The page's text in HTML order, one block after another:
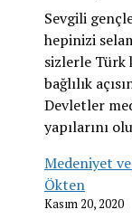
Sevgili
hepinizi
sizlerle Türk
bağlılık
Devletler
yapılarını
Medeniyet
Ökten
Kasım 20, 2020